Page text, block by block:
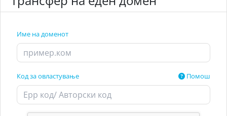
Име на доменот
Код за овластување Помош